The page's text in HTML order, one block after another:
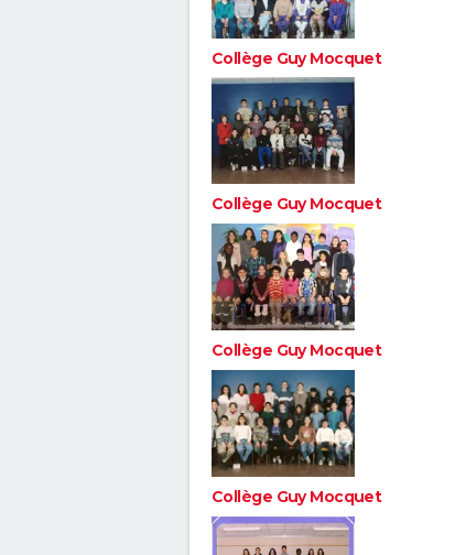
Collège Guy Mocquet
Collège Guy Mocquet
Collège Guy Mocquet
Collège Guy Mocquet